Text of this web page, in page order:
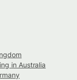
in Australia